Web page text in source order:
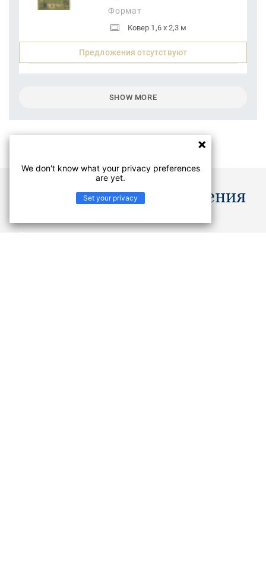
Формат
Ковер 1,6 x 2,3 м
Предложения отсутствуют
SHOW MORE
Документы и изображения
We don't know what your privacy preferences
are yet.
Set your privacy